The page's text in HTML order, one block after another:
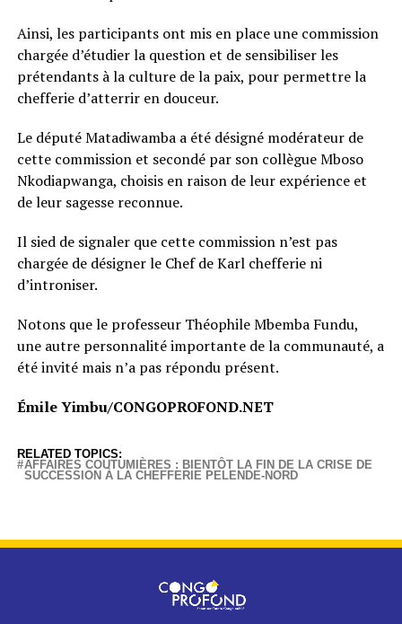
Ainsi, les participants ont mis en place une commission
chargée d’étudier la question et de sensibiliser les
prétendants à la culture de la paix, pour permettre la
chefferie d’atterrir en douceur.
Le député Matadiwamba a été désigné modérateur de
cette commission et secondé par son collègue Mboso
Nkodiapwanga, choisis en raison de leur expérience et
de leur sagesse reconnue.
Il sied de signaler que cette commission n’est pas
chargée de désigner le Chef de Karl chefferie ni
d’introniser.
Notons que le professeur Théophile Mbemba Fundu,
une autre personnalité importante de la communauté, a
été invité mais n’a pas répondu présent.
Émile Yimbu/CONGOPROFOND.NET
RELATED TOPICS:
AFFAIRES COUTUMIÈRES : BIENTÔT LA FIN DE LA CRISE DE
SUCCESSION À LA CHEFFERIE PELENDE-NORD